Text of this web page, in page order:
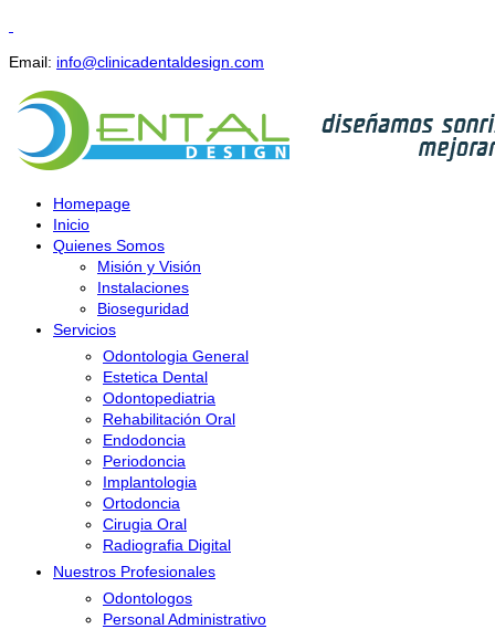
Email: info@clinicadentaldesign.com
Homepage
Inicio
Quienes Somos
Misión y Visión
Instalaciones
Bioseguridad
Servicios
Odontologia General
Estetica Dental
Odontopediatria
Rehabilitación Oral
Endodoncia
Periodoncia
Implantologia
Ortodoncia
Cirugia Oral
Radiografia Digital
Nuestros Profesionales
Odontologos
Personal Administrativo